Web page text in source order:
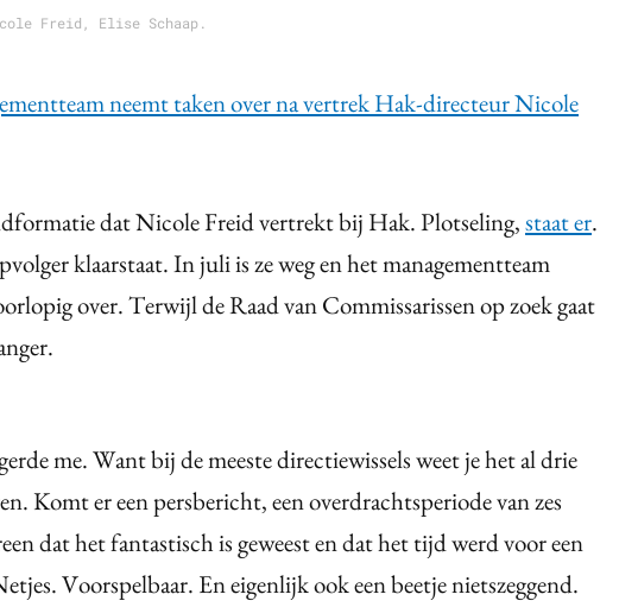
Freid, Elise Schaap.
neemt taken over na vertrek Hak-directeur Nicole
dat Nicole Freid vertrekt bij Hak. Plotseling,staat er.
klaarstaat. In juli is ze weg en het managementteam
over. Terwijl de Raad van Commissarissen op zoek gaat
me. Want bij de meeste directiewissels weet je het al drie
Komt er een persbericht, een overdrachtsperiode van zes
dat het fantastisch is geweest en dat het tijd werd voor een
Voorspelbaar. En eigenlijk ook een beetje nietszeggend.